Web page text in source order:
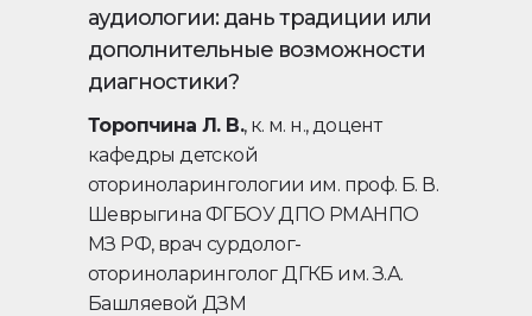
Торопчина Л. В., к. м. н., доцент
кафедры детской
оториноларингологии им. проф. Б. В.
Шеврыгина ФГБОУ ДПО РМАНПО
МЗ РФ, врач сурдолог-
оториноларинголог ДГКБ им. З.А.
Башляевой ДЗМ
аудиологии: дань традиции или
дополнительные возможности
диагностики?